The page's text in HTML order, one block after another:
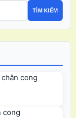
TÌM KIẾM
cong
cong